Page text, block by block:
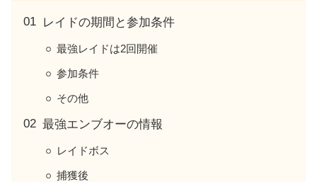
レイドの期間と参加条件
最強レイドは2回開催
参加条件
その他
最強エンブオーの情報
レイドボス
捕獲後